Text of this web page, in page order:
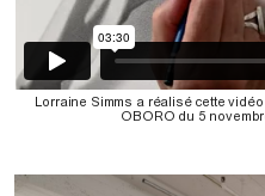
Lorraine Simms a réalisé cette
OBORO du 5